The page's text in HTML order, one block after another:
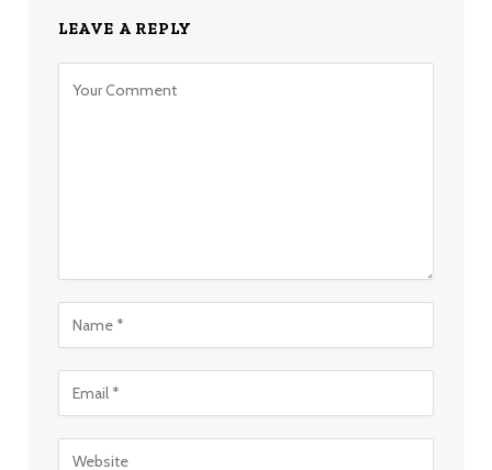
LEAVE A REPLY